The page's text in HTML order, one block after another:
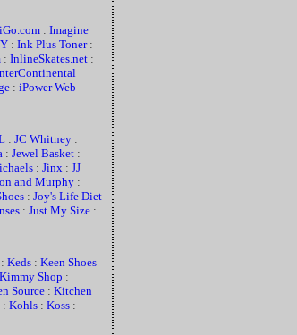
iGo.com : Imagine
: Ink Plus Toner:
: InlineSkates.net :
: iPower Web
: JC Whitney :
: Jewel Basket :
: Jinx : JJ
and Murphy :
: Joy's Life Diet
: Just My Size :
: Keds : Keen Shoes
Kimmy Shop :
Source : Kitchen
: Kohls : Koss :